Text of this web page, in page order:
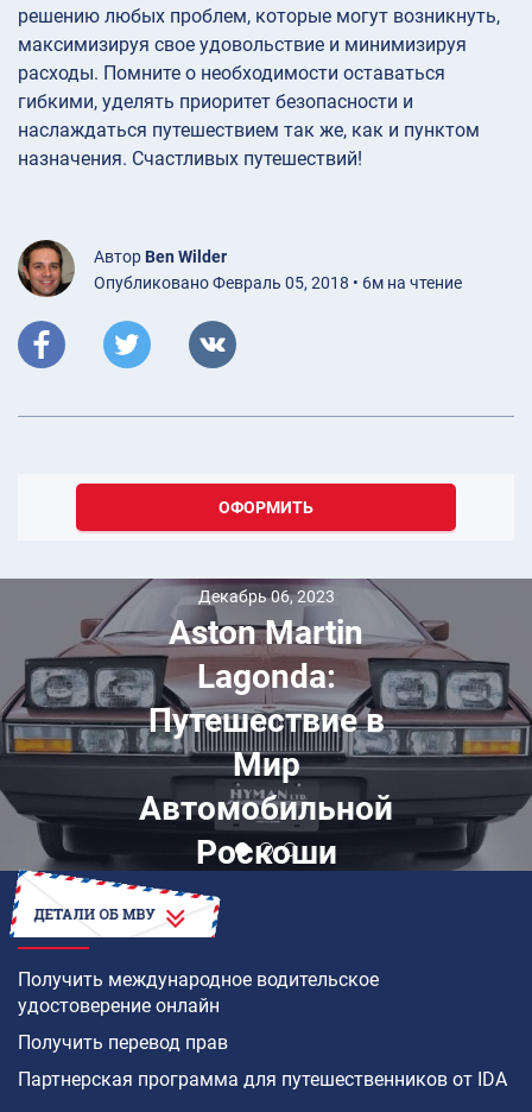
решению любых проблем, которые могут возникнуть,
максимизируя свое удовольствие и минимизируя
расходы. Помните о необходимости оставаться
гибкими, уделять приоритет безопасности и
наслаждаться путешествием так же, как и пунктом
назначения. Счастливых путешествий!
Автор Ben Wilder
Опубликовано Февраль 05, 2018 • 6м на чтение
ОФОРМИТЬ
Декабрь 06, 2023
Aston Martin
Lagonda:
Путешествие в
Мир
Автомобильной
Роскоши
КАК
Получить международное водительское
удостоверение онлайн
Получить перевод прав
Партнерская программа для путешественников от IDA